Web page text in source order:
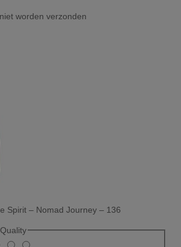
worden verzonden
Spirit – Nomad Journey – 136
Quality